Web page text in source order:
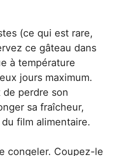
(ce qui est rare,
ce gâteau dans
à température
jours maximum.
perdre son
sa fraîcheur,
film alimentaire.
congeler. Coupez-le